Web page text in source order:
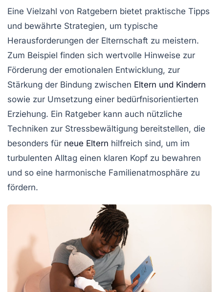
Eine Vielzahl von Ratgebern bietet praktische Tipps
und bewährte Strategien, um typische
Herausforderungen der Elternschaft zu meistern.
Zum Beispiel finden sich wertvolle Hinweise zur
Förderung der emotionalen Entwicklung, zur
Stärkung der Bindung zwischen Eltern und Kindern
sowie zur Umsetzung einer bedürfnisorientierten
Erziehung. Ein Ratgeber kann auch nützliche
Techniken zur Stressbewältigung bereitstellen, die
besonders für neue Eltern hilfreich sind, um im
turbulenten Alltag einen klaren Kopf zu bewahren
und so eine harmonische Familienatmosphäre zu
fördern.